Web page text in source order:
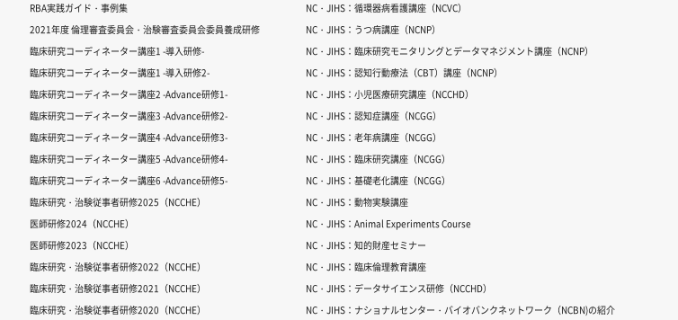
RBA実践ガイド・事例集
2021年度 倫理審査委員会・治験審査委員会委員養成研修
臨床研究コーディネーター講座1 -導入研修-
臨床研究コーディネーター講座1 -導入研修2-
臨床研究コーディネーター講座2 -Advance研修1-
臨床研究コーディネーター講座3 -Advance研修2-
臨床研究コーディネーター講座4 -Advance研修3-
臨床研究コーディネーター講座5 -Advance研修4-
臨床研究コーディネーター講座6 -Advance研修5-
臨床研究・治験従事者研修2025（NCCHE）
医師研修2024（NCCHE）
医師研修2023（NCCHE）
臨床研究・治験従事者研修2022（NCCHE）
臨床研究・治験従事者研修2021（NCCHE）
臨床研究・治験従事者研修2020（NCCHE）
NC・JIHS：循環器病看護講座（NCVC）
NC・JIHS：うつ病講座（NCNP）
NC・JIHS：臨床研究モニタリングとデータマネジメント講座（NCNP）
NC・JIHS：認知行動療法（CBT）講座（NCNP）
NC・JIHS：小児医療研究講座（NCCHD）
NC・JIHS：認知症講座（NCGG）
NC・JIHS：老年病講座（NCGG）
NC・JIHS：臨床研究講座（NCGG）
NC・JIHS：基礎老化講座（NCGG）
NC・JIHS：動物実験講座
NC・JIHS：Animal Experiments Course
NC・JIHS：知的財産セミナー
NC・JIHS：臨床倫理教育講座
NC・JIHS：データサイエンス研修（NCCHD）
NC・JIHS：ナショナルセンター・バイオバンクネットワーク（NCBN)の紹介